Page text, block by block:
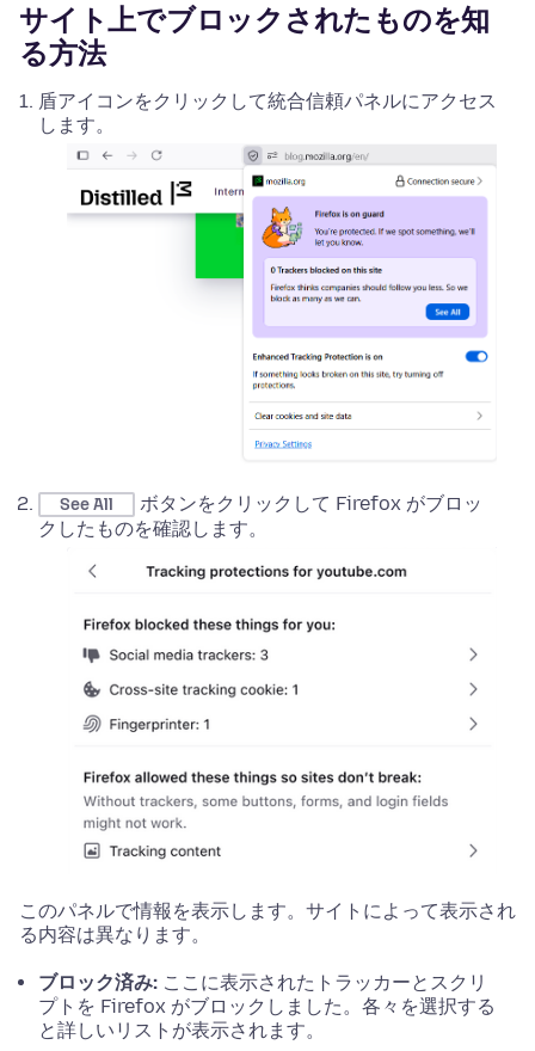
サイト上でブロックされたものを知
る方法
盾アイコンをクリックして統合信頼パネルにアクセス
します。
See All
ボタンをクリックして Firefox がブロッ
クしたものを確認します。
このパネルで情報を表示します。サイトによって表示され
る内容は異なります。
ブロック済み: ここに表示されたトラッカーとスクリ
プトを Firefox がブロックしました。各々を選択する
と詳しいリストが表示されます。